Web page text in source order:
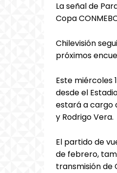
La señal de
Copa
Chilevisión
próximos
Este miércoles
desde el
estará a cargo
y Rodrigo Vera.
El partido de
de febrero,
transmisión de